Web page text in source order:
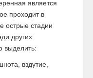
является
проходит в
острые стадии
других
выделить:
вздутие,